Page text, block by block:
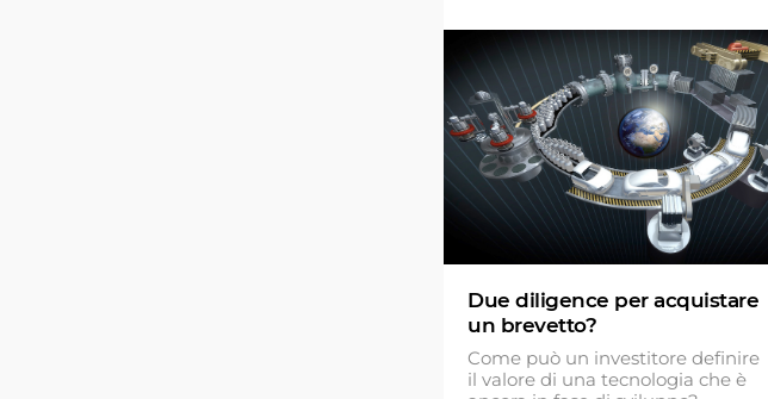
Due diligence per acquistare
un brevetto?
Come può un investitore definire
il valore di una tecnologia che è